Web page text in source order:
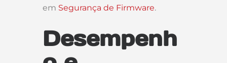
em Segurança de Firmware.
Desempenh